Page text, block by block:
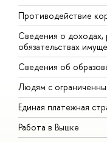
Противодействие
Сведения о доходах,
обязательствах
Сведения об
Людям с
Единая платежная
Работа в Вышке